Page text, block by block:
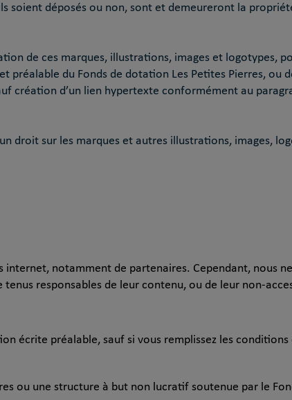
soient déposés ou non, sont et demeureront la
de ces marques, illustrations, images et logotypes,
préalable du Fonds de dotation Les Petites Pierres, ou
création d’un lien hypertexte conformément au
droit sur les marques et autres illustrations, images,
internet, notamment de partenaires. Cependant, nous
responsables de leur contenu, ou de leur non-
écrite préalable, sauf si vous remplissez les
ou une structure à but non lucratif soutenue par le